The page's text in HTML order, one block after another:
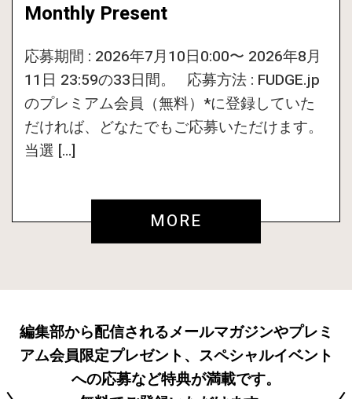
Monthly Present
応募期間 : 2026年7月10日0:00〜 2026年8月
11日 23:59の33日間。 応募方法 : FUDGE.jp
のプレミアム会員（無料）*に登録していた
だければ、どなたでもご応募いただけます。
当選 […]
MORE
編集部から配信されるメールマガジンやプレミ
アム会員限定プレゼント、スペシャルイベント
への応募など特典が満載です。